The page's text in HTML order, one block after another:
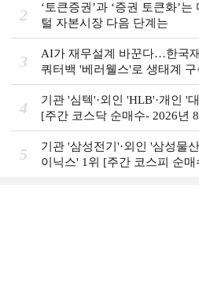
2
‘토큰증권’과 ‘증권 토큰화’
털 자본시장 다음 단계는
3
AI가 재무설계 바꾼다…한국
쿼터백 '베러웰스'로 생태계 구
4
기관 '심텍'·외인 'HLB'·개인 '
[주간 코스닥 순매수- 2026년
일]
5
기관 '삼성전기'·외인 '삼성물
이닉스' 1위 [주간 코스피 순매